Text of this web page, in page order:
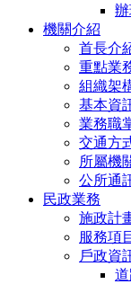
機關介紹
首長介
重點業
組織架
基本資
業務職
交通方
所屬機
公所通
民政業務
施政計
服務項
戶政資